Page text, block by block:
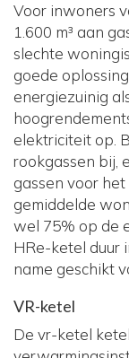
Voor inwoners
1.600 m³ aan
slechte
goede
energiezuinig
elektriciteit op.
rookgassen bij,
gassen voor
gemiddelde
wel 75% op de
HRe-ketel duur
name geschikt
VR-ketel
De vr-ketel